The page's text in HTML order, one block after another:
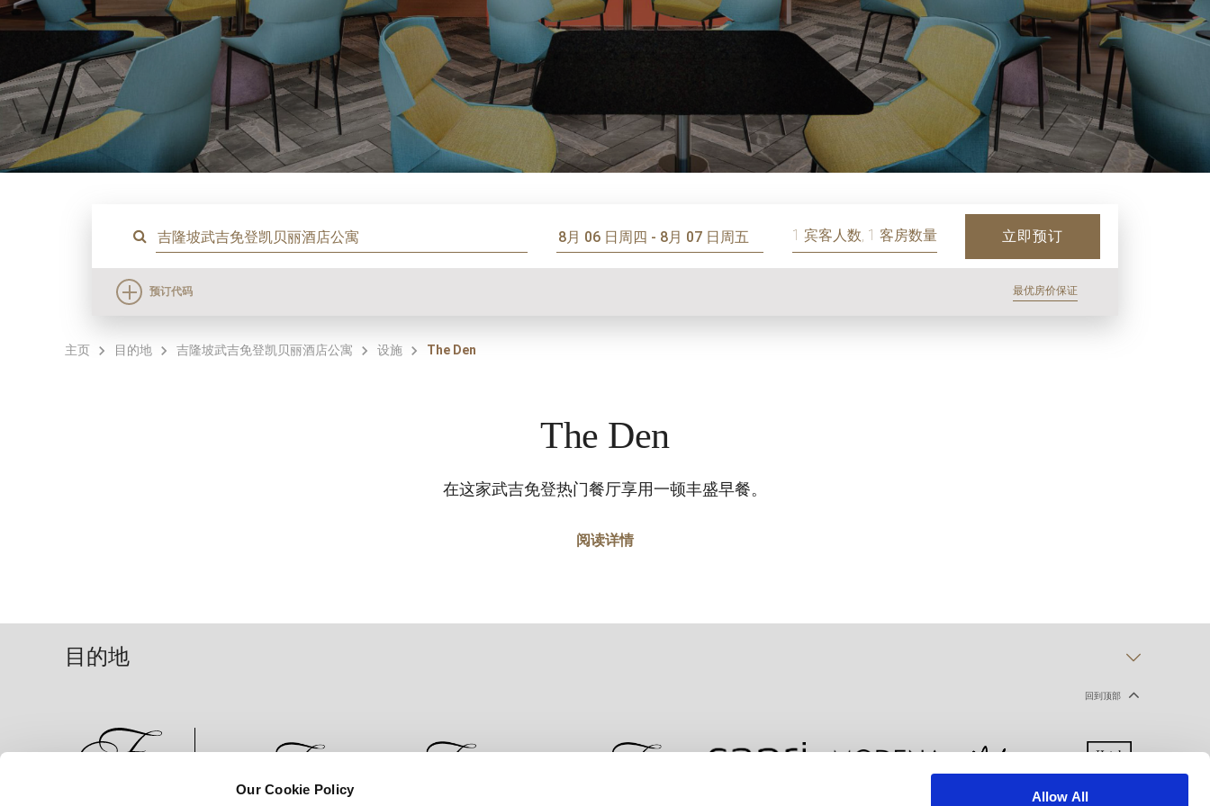
Our Cookie Policy Allow All
1 宾客人数, 1 客房数量 立即预订
预订代码 最优房价保证
主页 目的地 吉隆坡武吉免登凯贝丽酒店公寓 设施 The Den
The Den
在这家武吉免登热门餐厅享用一顿丰盛早餐。
阅读详情
目的地
回到顶部